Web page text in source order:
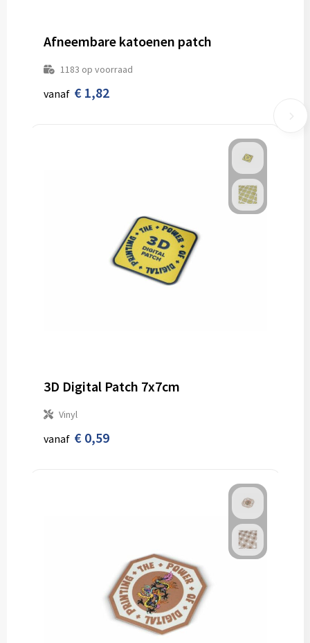
Afneembare katoenen patch
1183 op voorraad
vanaf € 1,82
3D Digital Patch 7x7cm
Vinyl
vanaf € 0,59